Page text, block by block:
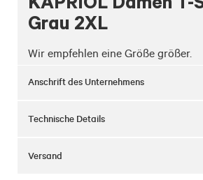
Grau 2XL
Wir empfehlen eine Größe größer.
Anschrift des Unternehmens
Technische Details
Versand